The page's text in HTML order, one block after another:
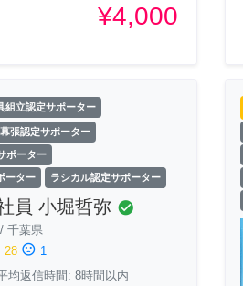
¥4,000
組立認定サポーター
張認定サポーター
ポーター
ーター ラシカル認定サポーター
員 小堀哲弥 check_circle
/ 千葉県
28 sentiment_dissatisfied 1
均返信時間: 8時間以内